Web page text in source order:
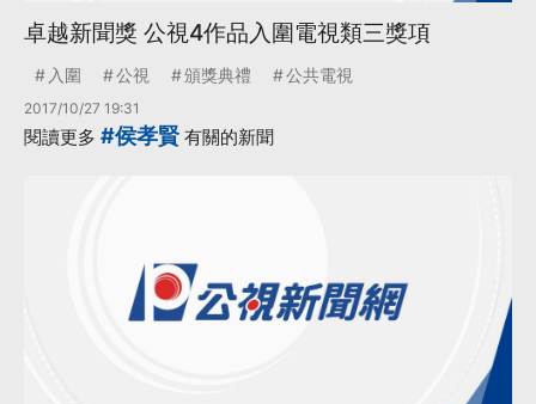
卓越新聞獎 公視4作品入圍電視類三獎項
入圍 公視 頒獎典禮 公共電視
2017/10/27 19:31
閱讀更多 #侯孝賢 有關的新聞